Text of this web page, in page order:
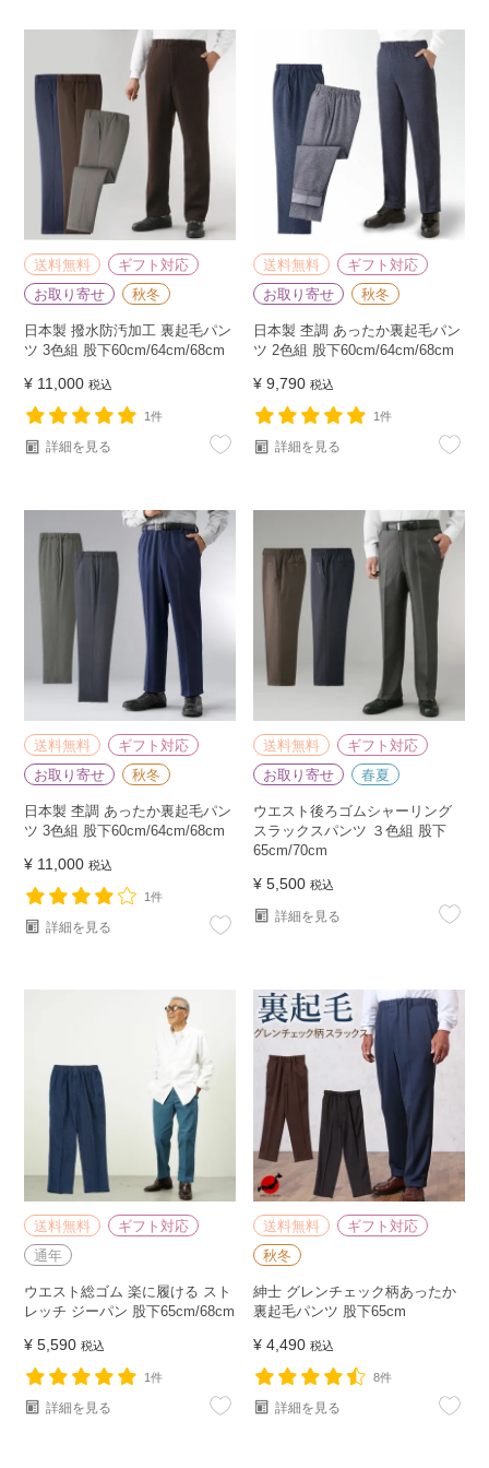
送料無料
ギフト対応
お取り寄せ
秋冬
日本製 撥水防汚加工 裏起毛パン
ツ 3色組 股下60cm/64cm/68cm
¥ 11,000 税込
1件
詳細を見る
送料無料
ギフト対応
お取り寄せ
秋冬
日本製 杢調 あったか裏起毛パン
ツ 2色組 股下60cm/64cm/68cm
¥ 9,790 税込
1件
詳細を見る
送料無料
ギフト対応
お取り寄せ
秋冬
日本製 杢調 あったか裏起毛パン
ツ 3色組 股下60cm/64cm/68cm
¥ 11,000 税込
1件
詳細を見る
送料無料
ギフト対応
お取り寄せ
春夏
ウエスト後ろゴムシャーリング
スラックスパンツ ３色組 股下
65cm/70cm
¥ 5,500 税込
詳細を見る
送料無料
ギフト対応
通年
ウエスト総ゴム 楽に履ける スト
レッチ ジーパン 股下65cm/68cm
¥ 5,590 税込
1件
詳細を見る
送料無料
ギフト対応
秋冬
紳士 グレンチェック柄あったか
裏起毛パンツ 股下65cm
¥ 4,490 税込
8件
詳細を見る